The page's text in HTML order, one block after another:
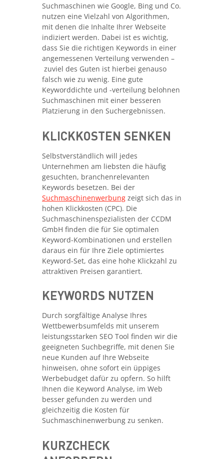
Suchmaschinen wie Google, Bing und Co.
nutzen eine Vielzahl von Algorithmen,
mit denen die Inhalte Ihrer Webseite
indiziert werden. Dabei ist es wichtig,
dass Sie die richtigen Keywords in einer
angemessenen Verteilung verwenden –
zuviel des Guten ist hierbei genauso
falsch wie zu wenig. Eine gute
Keyworddichte und -verteilung belohnen
Suchmaschinen mit einer besseren
Platzierung in den Suchergebnissen.
KLICKKOSTEN SENKEN
Selbstverständlich will jedes
Unternehmen am liebsten die häufig
gesuchten, branchenrelevanten
Keywords besetzen. Bei der
Suchmaschinenwerbung zeigt sich das in
hohen Klickkosten (CPC). Die
Suchmaschinenspezialisten der CCDM
GmbH finden die für Sie optimalen
Keyword-Kombinationen und erstellen
daraus ein für Ihre Ziele optimiertes
Keyword-Set, das eine hohe Klickzahl zu
attraktiven Preisen garantiert.
KEYWORDS NUTZEN
Durch sorgfältige Analyse Ihres
Wettbewerbsumfelds mit unserem
leistungsstarken SEO Tool finden wir die
geeigneten Suchbegriffe, mit denen Sie
neue Kunden auf Ihre Webseite
hinweisen, ohne sofort ein üppiges
Werbebudget dafür zu opfern. So hilft
Ihnen die Keyword Analyse, im Web
besser gefunden zu werden und
gleichzeitig die Kosten für
Suchmaschinenwerbung zu senken.
KURZCHECK